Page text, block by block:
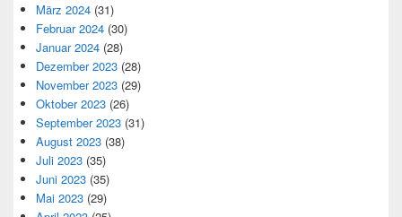
März 2024 (31)
Februar 2024 (30)
Januar 2024 (28)
Dezember 2023 (28)
November 2023 (29)
Oktober 2023 (26)
September 2023 (31)
August 2023 (38)
Juli 2023 (35)
Juni 2023 (35)
Mai 2023 (29)